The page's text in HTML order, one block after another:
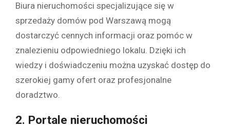
Biura nieruchomości specjalizujące się w
sprzedaży domów pod Warszawą mogą
dostarczyć cennych informacji oraz pomóc w
znalezieniu odpowiedniego lokalu. Dzięki ich
wiedzy i doświadczeniu można uzyskać dostęp do
szerokiej gamy ofert oraz profesjonalne
doradztwo.
2. Portale nieruchomości